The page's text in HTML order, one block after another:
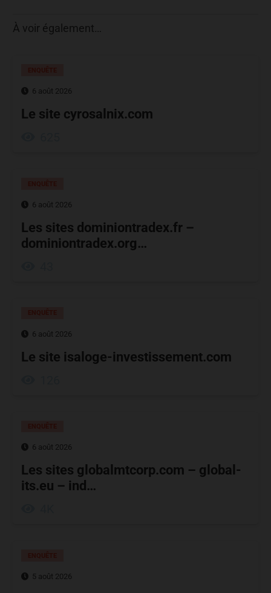
À voir également…
6 août 2026
Le site cyrosalnix.com
6 août 2026
Les sites dominiontradex.fr –
dominiontradex.org…
6 août 2026
Le site isaloge-investissement.com
6 août 2026
Les sites globalmtcorp.com – global-
its.eu – ind…
5 août 2026